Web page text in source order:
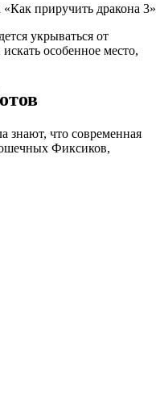
приручить дракона 3»
укрываться от
особенное место,
знают, что современная
Фиксиков,